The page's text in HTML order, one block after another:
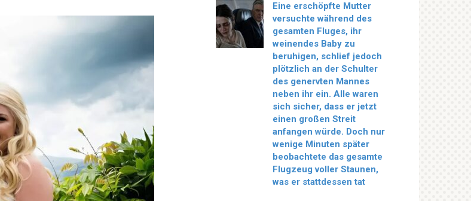
Eine erschöpfte Mutter
versuchte während des
gesamten Fluges, ihr
weinendes Baby zu
beruhigen, schlief jedoch
plötzlich an der Schulter
des genervten Mannes
neben ihr ein. Alle waren
sich sicher, dass er jetzt
einen großen Streit
anfangen würde. Doch nur
wenige Minuten später
beobachtete das gesamte
Flugzeug voller Staunen,
was er stattdessen tat